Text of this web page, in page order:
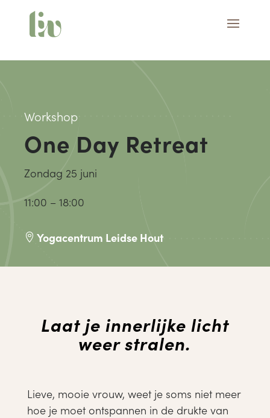
Workshop
One Day Retreat
Zondag 25 juni
11:00 – 18:00
 Yogacentrum Leidse Hout
Laat je innerlijke licht
weer stralen.
Lieve, mooie vrouw, weet je soms niet meer
hoe je moet ontspannen in de drukte van